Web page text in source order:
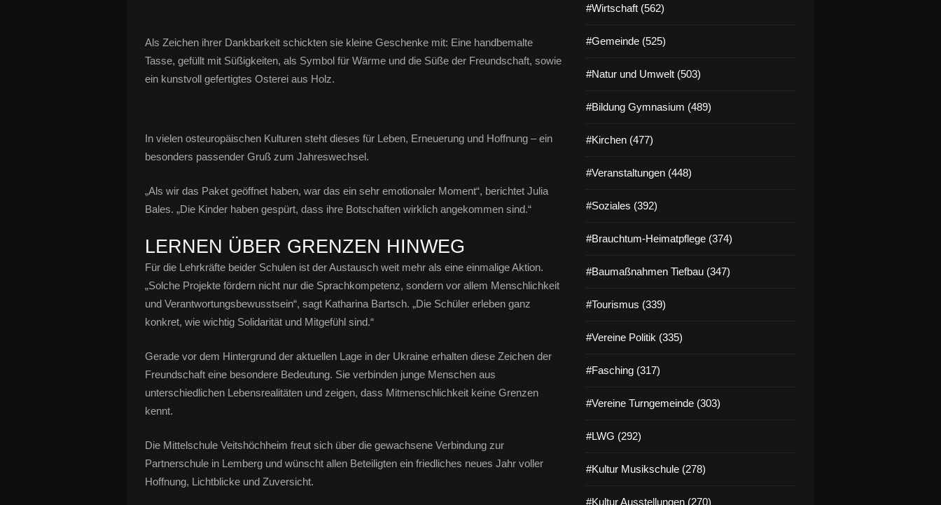
Als Zeichen ihrer Dankbarkeit schickten sie kleine Geschenke mit: Eine handbemalte
Tasse, gefüllt mit Süßigkeiten, als Symbol für Wärme und die Süße der Freundschaft, sowie
ein kunstvoll gefertigtes Osterei aus Holz.
In vielen osteuropäischen Kulturen steht dieses für Leben, Erneuerung und Hoffnung – ein
besonders passender Gruß zum Jahreswechsel.
„Als wir das Paket geöffnet haben, war das ein sehr emotionaler Moment“, berichtet Julia
Bales. „Die Kinder haben gespürt, dass ihre Botschaften wirklich angekommen sind.“
LERNEN ÜBER GRENZEN HINWEG
Für die Lehrkräfte beider Schulen ist der Austausch weit mehr als eine einmalige Aktion.
„Solche Projekte fördern nicht nur die Sprachkompetenz, sondern vor allem Menschlichkeit
und Verantwortungsbewusstsein“, sagt Katharina Bartsch. „Die Schüler erleben ganz
konkret, wie wichtig Solidarität und Mitgefühl sind.“
Gerade vor dem Hintergrund der aktuellen Lage in der Ukraine erhalten diese Zeichen der
Freundschaft eine besondere Bedeutung. Sie verbinden junge Menschen aus
unterschiedlichen Lebensrealitäten und zeigen, dass Mitmenschlichkeit keine Grenzen
kennt.
Die Mittelschule Veitshöchheim freut sich über die gewachsene Verbindung zur
Partnerschule in Lemberg und wünscht allen Beteiligten ein friedliches neues Jahr voller
Hoffnung, Lichtblicke und Zuversicht.
#Wirtschaft (562)
#Gemeinde (525)
#Natur und Umwelt (503)
#Bildung Gymnasium (489)
#Kirchen (477)
#Veranstaltungen (448)
#Soziales (392)
#Brauchtum-Heimatpflege (374)
#Baumaßnahmen Tiefbau (347)
#Tourismus (339)
#Vereine Politik (335)
#Fasching (317)
#Vereine Turngemeinde (303)
#LWG (292)
#Kultur Musikschule (278)
#Kultur Ausstellungen (270)